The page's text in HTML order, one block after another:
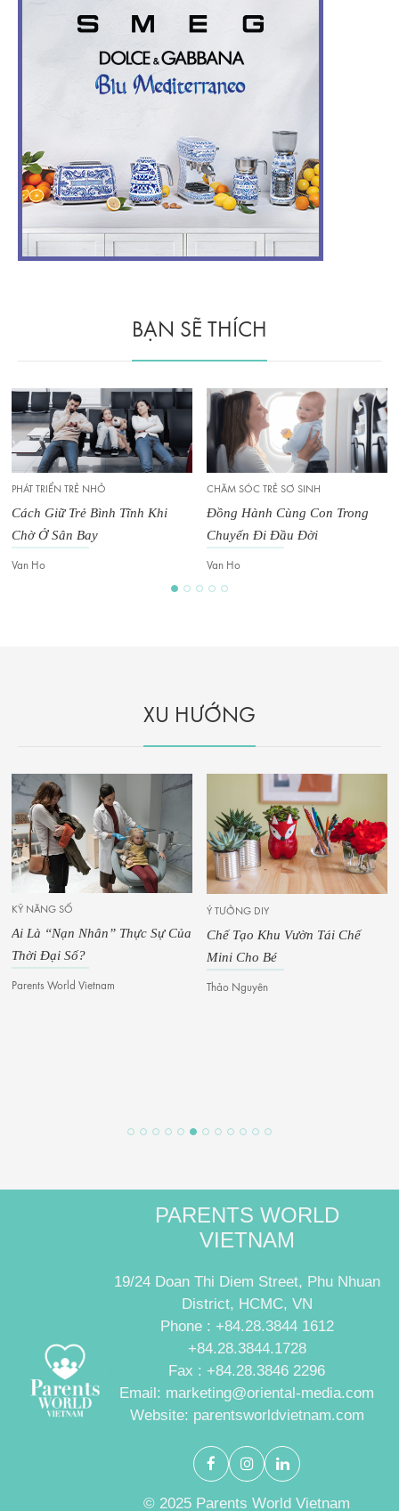
BẠN SẼ THÍCH
PHÁT TRIỂN TRẺ NHỎ
Cách Giữ Trẻ Bình Tĩnh Khi
Chờ Ở Sân Bay
Van Ho
CHĂM SÓC TRẺ SƠ SINH
Đồng Hành Cùng Con Trong
Chuyến Đi Đầu Đời
Van Ho
XU HƯỚNG
KỸ NĂNG SỐ
Ai Là “Nạn Nhân” Thực Sự Của
Thời Đại Số?
Parents World Vietnam
Ý TƯỞNG DIY
Chế Tạo Khu Vườn Tái Chế
Mini Cho Bé
Thảo Nguyên
PARENTS WORLD
VIETNAM
19/24 Doan Thi Diem Street, Phu Nhuan
District, HCMC, VN
Phone : +84.28.3844 1612
+84.28.3844.1728
Fax : +84.28.3846 2296
Email: marketing@oriental-media.com
Website: parentsworldvietnam.com
© 2025 Parents World Vietnam